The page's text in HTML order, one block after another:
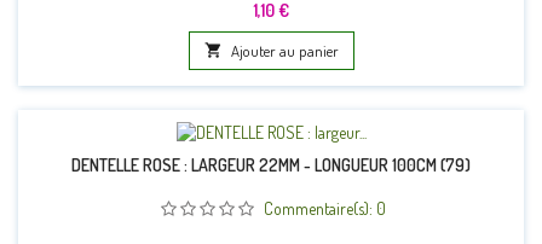
Prix
1,10 €
 Ajouter au panier
DENTELLE ROSE : LARGEUR 22MM - LONGUEUR 100CM (79)
Commentaire(s): 0